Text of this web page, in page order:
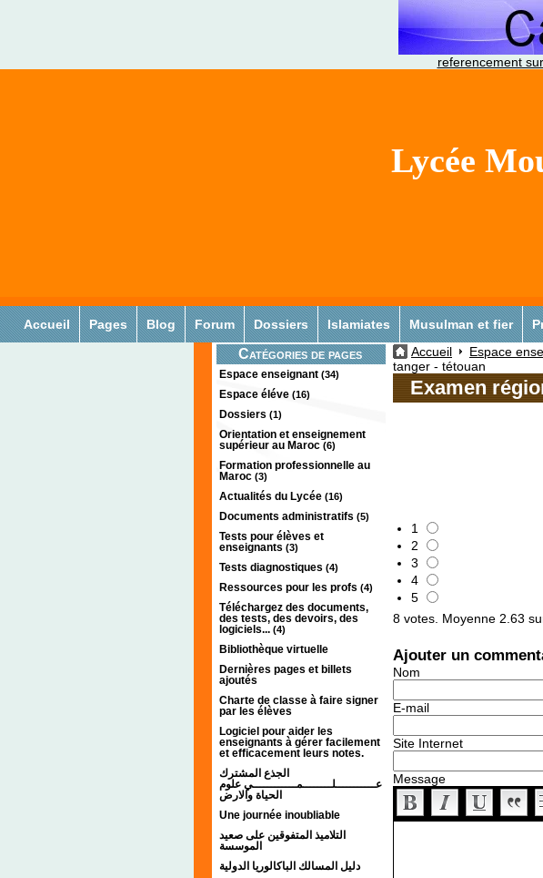
referencement
Lycée
Accueil Pages Blog Forum Dossiers Islamiates Musulman et fier
Catégories de pages
Espace enseignant (34)
Espace éléve (16)
Dossiers (1)
Orientation et enseignement
supérieur au Maroc (6)
Formation professionnelle au
Maroc (3)
Actualités du Lycée (16)
Documents administratifs (5)
Tests pour élèves et
enseignants (3)
Tests diagnostiques (4)
Ressources pour les profs (4)
Téléchargez des documents,
des tests, des devoirs, des
logiciels... (4)
Bibliothèque virtuelle
Dernières pages et billets
ajoutés
Charte de classe à faire signer
par les élèves
Logiciel pour aider les
enseignants à gérer facilement
et efficacement leurs notes.
الجذع المشترك
عـــــــــــلــــــــمــــــــــــي علوم
الحياة والارض
Une journée inoubliable
التلاميذ المتفوقين على صعيد
الموسسة
دليل المسالك الباكالوريا الدولية
Accueil Espace
tanger - tétouan
Examen
1
2
3
4
5
8 votes. Moyenne 2.63
Ajouter un
Nom
E-mail
Site Internet
Message